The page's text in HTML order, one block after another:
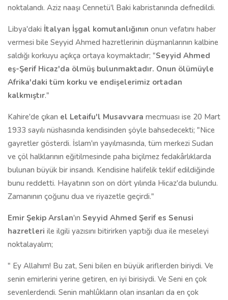
noktalandı. Aziz naaşı Cennetü'l Baki kabristanında defnedildi.
Libya'daki İtalyan İşgal komutanlığının onun vefatını haber
vermesi bile Seyyid Ahmed hazretlerinin düşmanlarının kalbine
saldığı korkuyu açıkça ortaya koymaktadır; "Seyyid Ahmed
eş-Şerif Hicaz'da ölmüş bulunmaktadır. Onun ölümüyle
Afrika'daki tüm korku ve endişelerimiz ortadan
kalkmıştır."
Kahire'de çıkan el Letaifu'l Musavvara mecmuası ise 20 Mart
1933 sayılı nüshasında kendisinden şöyle bahsedecekti; "Nice
gayretler gösterdi. İslam'ın yayılmasında, tüm merkezi Sudan
ve çöl halklarının eğitilmesinde paha biçilmez fedakârlıklarda
bulunan büyük bir insandı. Kendisine halifelik teklif edildiğinde
bunu reddetti. Hayatının son on dört yılında Hicaz'da bulundu.
Zamanının çoğunu dua ve riyazetle geçirdi."
Emir Şekip Arslan'ın Seyyid Ahmed Şerif es Senusi
hazretleri ile ilgili yazısını bitirirken yaptığı dua ile meseleyi
noktalayalım;
" Ey Allahım! Bu zat, Seni bilen en büyük ariflerden biriydi. Ve
senin emirlerini yerine getiren, en iyi birisiydi. Ve Seni en çok
sevenlerdendi. Senin mahlûkların olan insanları da en çok